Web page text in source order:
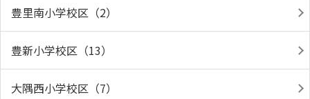
豊里南小学校区（2）
豊新小学校区（13）
大隅西小学校区（7）